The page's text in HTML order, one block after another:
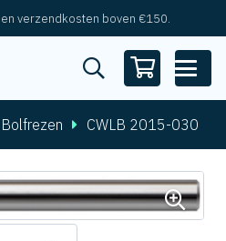
verzendkosten boven €150.
Bolfrezen CWLB 2015-030